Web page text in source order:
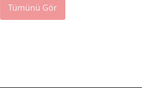
Tümünü Gör